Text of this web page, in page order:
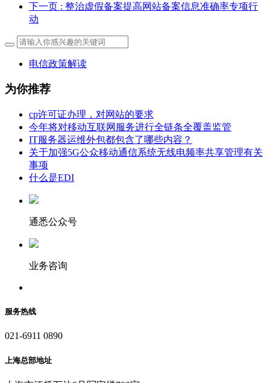
下一页 : 整治虚假备案提高网站备案信息准确率专项行
动
电信政策解读
为你推荐
cp许可证办理，对网站的要求
今年将对移动互联网服务进行全链条全覆盖监管
IT服务器运维外包都包含了哪些内容？
关于加强5G公众移动通信系统无线电频率共享管理有关
事项
什么是EDI
通悉公众号
业务咨询
服务热线
021-6911 0890
上海总部地址